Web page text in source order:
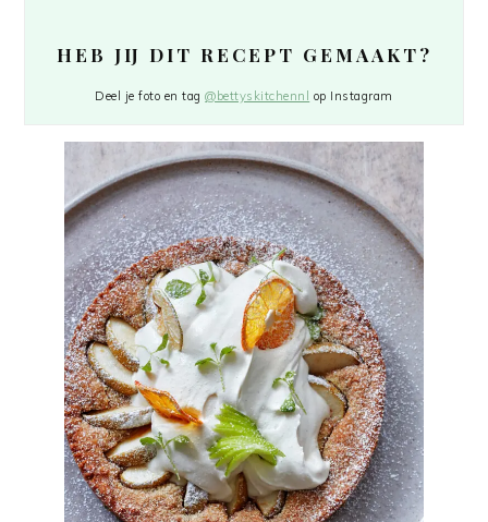
HEB JIJ DIT RECEPT GEMAAKT?
Deel je foto en tag@bettyskitchennl op Instagram